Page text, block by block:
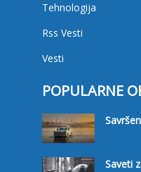
Tehnologija
Rss Vesti
Vesti
POPULARNE
Saveti